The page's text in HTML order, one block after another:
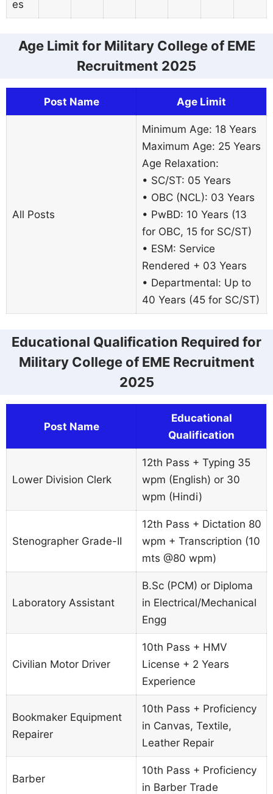
es
Age Limit for Military College of EME
Recruitment 2025
Post Name Age Limit
All Posts
Minimum Age: 18 Years
Maximum Age: 25 Years
Age Relaxation:
• SC/ST: 05 Years
• OBC (NCL): 03 Years
• PwBD: 10 Years (13
for OBC, 15 for SC/ST)
• ESM: Service
Rendered + 03 Years
• Departmental: Up to
40 Years (45 for SC/ST)
Educational Qualification Required for
Military College of EME Recruitment
2025
Post Name
Educational
Qualification
Lower Division Clerk
12th Pass + Typing 35
wpm (English) or 30
wpm (Hindi)
Stenographer Grade-II
12th Pass + Dictation 80
wpm + Transcription (10
mts @80 wpm)
Laboratory Assistant
B.Sc (PCM) or Diploma
in Electrical/Mechanical
Engg
Civilian Motor Driver
10th Pass + HMV
License + 2 Years
Experience
Bookmaker Equipment
Repairer
10th Pass + Proficiency
in Canvas, Textile,
Leather Repair
Barber
10th Pass + Proficiency
in Barber Trade